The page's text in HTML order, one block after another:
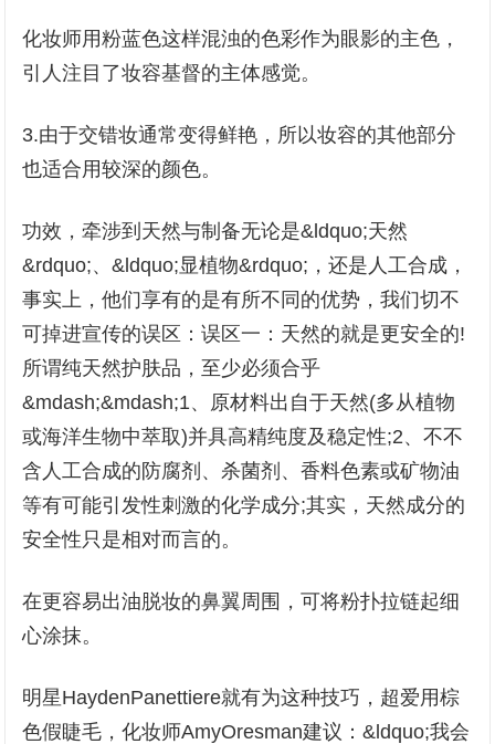
化妆师用粉蓝色这样混浊的色彩作为眼影的主色，
引人注目了妆容基督的主体感觉。
3.由于交错妆通常变得鲜艳，所以妆容的其他部分
也适合用较深的颜色。
功效，牵涉到天然与制备无论是&ldquo;天然
&rdquo;、&ldquo;显植物&rdquo;，还是人工合成，
事实上，他们享有的是有所不同的优势，我们切不
可掉进宣传的误区：误区一：天然的就是更安全的!
所谓纯天然护肤品，至少必须合乎
&mdash;&mdash;1、原材料出自于天然(多从植物
或海洋生物中萃取)并具高精纯度及稳定性;2、不不
含人工合成的防腐剂、杀菌剂、香料色素或矿物油
等有可能引发性刺激的化学成分;其实，天然成分的
安全性只是相对而言的。
在更容易出油脱妆的鼻翼周围，可将粉扑拉链起细
心涂抹。
明星HaydenPanettiere就有为这种技巧，超爱用棕
色假睫毛，化妆师AmyOresman建议：&ldquo;我会